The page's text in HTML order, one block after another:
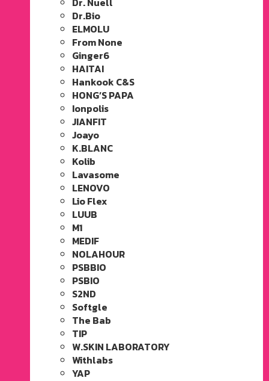
Dr.Bio
ELMOLU
From None
Ginger6
HAITAI
Hankook C&S
HONG’S PAPA
Ionpolis
JIANFIT
Joayo
K.BLANC
Kolib
Lavasome
LENOVO
Lio Flex
LUUB
M1
MEDIF
NOLAHOUR
PSBBIO
PSBIO
S2ND
Softgle
The Bab
TIP
W.SKIN LABORATORY
Withlabs
YAP